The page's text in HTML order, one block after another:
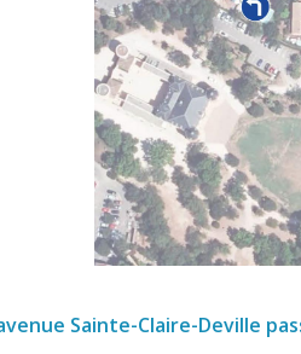
Sainte-Claire-Deville